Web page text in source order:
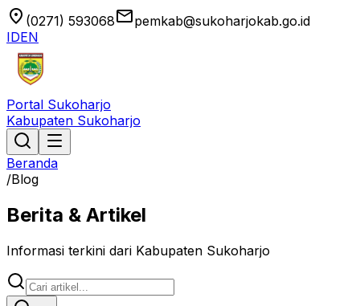
location_on (0271) 593068emailpemkab@sukoharjokab.go.id
IDEN
Portal Sukoharjo
Kabupaten Sukoharjo
Beranda
/Blog
Berita & Artikel
Informasi terkini dari Kabupaten Sukoharjo